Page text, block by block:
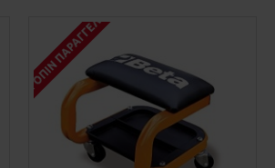
ΚΑΤΌΠΙΝ ΠΑΡΑΓΓΕΛΊΑΣ